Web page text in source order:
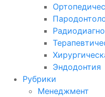
Эндодонтия
Рубрики
Менеджмент